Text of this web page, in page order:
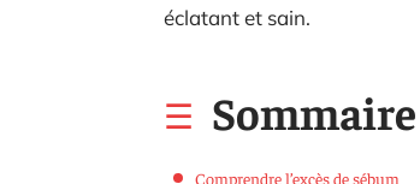
éclatant et sain.
Sommaire
Comprendre l’excès de sébum